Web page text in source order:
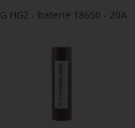
LG HG2 - baterie 18650 - 20A